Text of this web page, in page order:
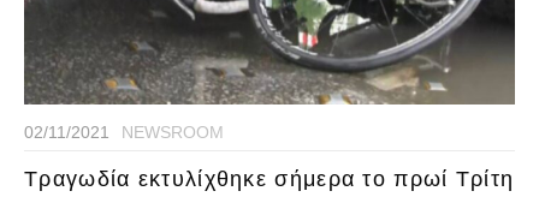
02/11/2021 NEWSROOM
Τραγωδία εκτυλίχθηκε σήμερα το πρωί Τρίτη